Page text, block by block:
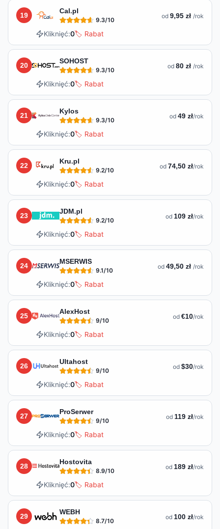
19
Cal.pl
9.3/10 od 9,95 zł /rok
Kliknięć:0🏷️ Rabat
20
SOHOST
9.3/10 od 80 zł /rok
Kliknięć:0🏷️ Rabat
21
Kylos
9.3/10 od 49 zł/rok
Kliknięć:0🏷️ Rabat
22
Kru.pl
9.2/10 od 74,50 zł/rok
Kliknięć:0🏷️ Rabat
23
JDM.pl
9.2/10 od 109 zł/rok
Kliknięć:0🏷️ Rabat
24
MSERWIS
9.1/10 od 49,50 zł /rok
Kliknięć:0🏷️ Rabat
25
AlexHost
9/10 od €10/rok
Kliknięć:0🏷️ Rabat
26
Ultahost
9/10 od $30/rok
Kliknięć:0🏷️ Rabat
27
ProSerwer
9/10 od 119 zł/rok
Kliknięć:0🏷️ Rabat
28
Hostovita
8.9/10 od 189 zł/rok
Kliknięć:0🏷️ Rabat
29
WEBH
8.7/10 od 100 zł/rok